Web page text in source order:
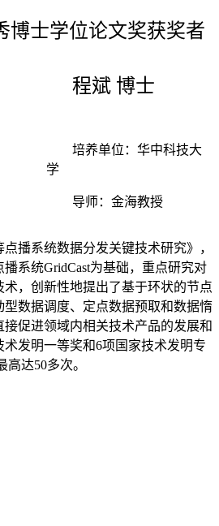
博士学位论文奖获奖者
程斌 博士
培养单位：华中科技大
学
导师：金海教授
播系统数据分发关键技术研究》，
系统GridCast为基础，重点研究对
，创新性地提出了基于环状的节点
数据调度、定点数据预取和数据惰
促进领域内相关技术产品的发展和
发明一等奖和6项国家技术发明专
达50多次。